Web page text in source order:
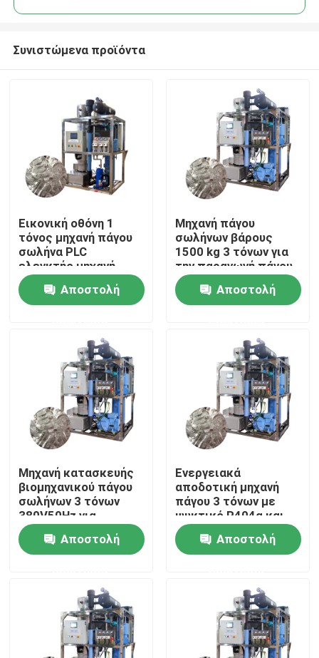
Σπίτι
Προϊόντα
Σχετικά με εμάς
Επισκέψεις στο εργοστάσιο
Έλεγχος ποιότητας
Επικοινωνήστε μαζί μας
Μηχανή πάγου σωλήνων
Μεγάλη μηχανή πάγου κύβους
Συνιστώμενα προϊόντα
Εικονική οθόνη 1
τόνος μηχανή πάγου
σωλήνα PLC
ελεγκτής μηχανή
πάγου σωλήνα
αυτοματοποιημένη
Αποστολή
Μηχανή πάγου
σωλήνων βάρους
1500 kg 3 τόνων για
την παραγωγή πάγου
τροφίμων σε
πωλήσεις και
απόδοση
Αποστολή
Μηχανή κατασκευής
βιομηχανικού πάγου
σωλήνων 3 τόνων
380V50Hz για
ξενοδοχεία και
εστιατόριαΑποστολή
Ενεργειακά
αποδοτική μηχανή
πάγου 3 τόνων με
ψυκτικό R404α και
μεγάλη
χωρητικότητα
Αποστολή